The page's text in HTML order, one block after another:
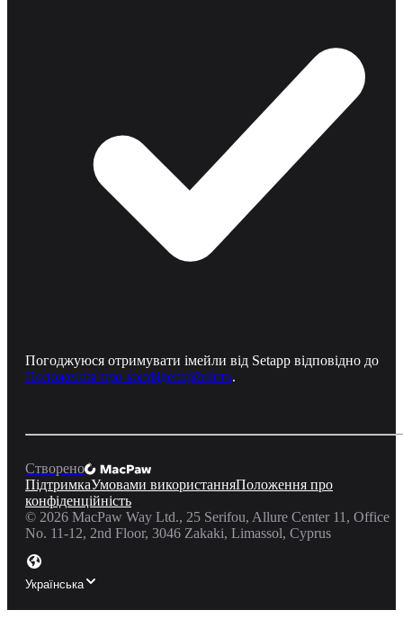
Погоджуюся отримувати імейли від Setapp відповідно до
Положення про конфіденційність.
Створено
ПідтримкаУмовами використанняПоложення про
конфіденційність
© 2026 MacPaw Way Ltd., 25 Serifou, Allure Center 11, Office
No. 11-12, 2nd Floor, 3046 Zakaki, Limassol, Cyprus
Українська